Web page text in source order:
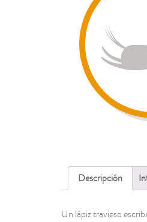
Descripción
Un lápiz travieso